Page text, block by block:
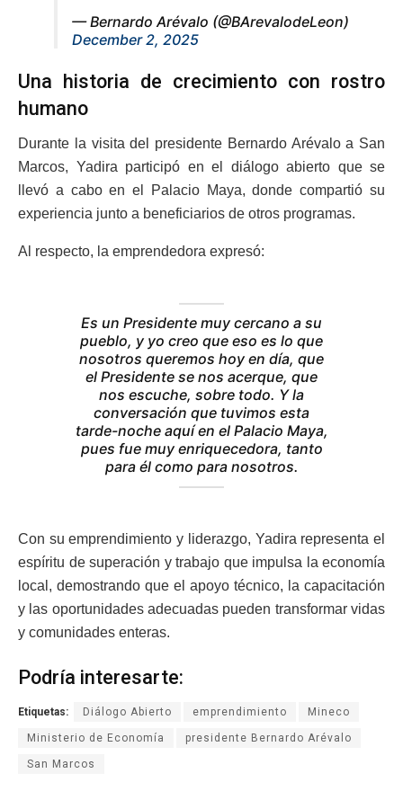
— Bernardo Arévalo (@BArevalodeLeon)
December 2, 2025
Una historia de crecimiento con rostro
humano
Durante la visita del presidente Bernardo Arévalo a San
Marcos, Yadira participó en el diálogo abierto que se
llevó a cabo en el Palacio Maya, donde compartió su
experiencia junto a beneficiarios de otros programas.
Al respecto, la emprendedora expresó:
Es un Presidente muy cercano a su
pueblo, y yo creo que eso es lo que
nosotros queremos hoy en día, que
el Presidente se nos acerque, que
nos escuche, sobre todo. Y la
conversación que tuvimos esta
tarde-noche aquí en el Palacio Maya,
pues fue muy enriquecedora, tanto
para él como para nosotros.
Con su emprendimiento y liderazgo, Yadira representa el
espíritu de superación y trabajo que impulsa la economía
local, demostrando que el apoyo técnico, la capacitación
y las oportunidades adecuadas pueden transformar vidas
y comunidades enteras.
Podría interesarte:
Etiquetas: Diálogo Abierto emprendimiento Mineco
Ministerio de Economía presidente Bernardo Arévalo
San Marcos